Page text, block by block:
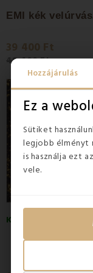
Hozzájárulás
Ez a
Sütiket
legjobb élményt
is használja ezt
vele.
39 400 Ft
48 400 Ft
KÉSZLETEN
EMI